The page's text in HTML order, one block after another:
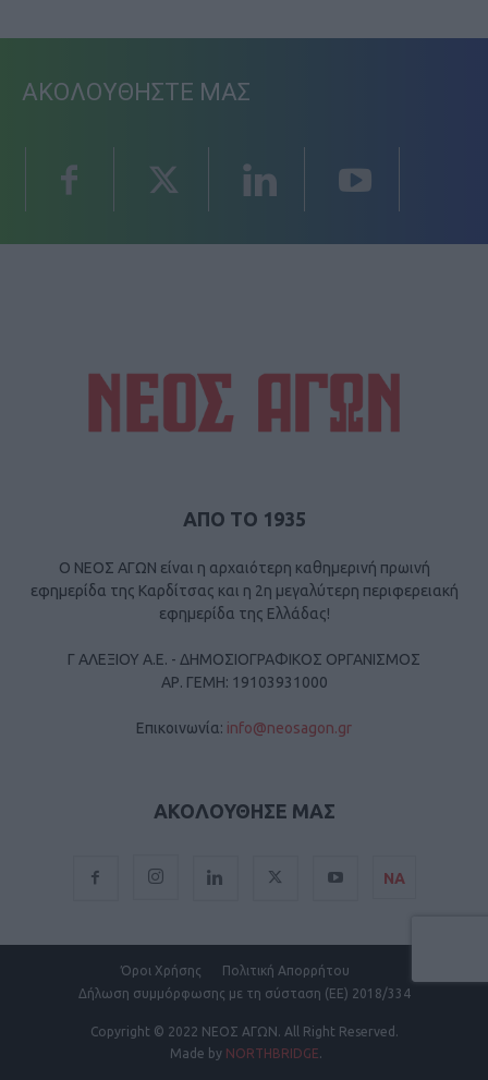
ΑΚΟΛΟΥΘΗΣΤΕ ΜΑΣ
ΑΠΟ ΤΟ 1935
Ο ΝΕΟΣ ΑΓΩΝ είναι η αρχαιότερη καθημερινή πρωινή
εφημερίδα της Καρδίτσας και η 2η μεγαλύτερη περιφερειακή
εφημερίδα της Ελλάδας!
Γ ΑΛΕΞΙΟΥ Α.Ε. - ΔΗΜΟΣΙΟΓΡΑΦΙΚΟΣ ΟΡΓΑΝΙΣΜΟΣ
ΑΡ. ΓΕΜΗ: 19103931000
Επικοινωνία: info@neosagon.gr
ΑΚΟΛΟΥΘΗΣΕ ΜΑΣ
ΝΑ
Όροι Χρήσης
Πολιτική Απορρήτου
Δήλωση συμμόρφωσης με τη σύσταση (ΕΕ) 2018/334
Copyright © 2022 ΝΕΟΣ ΑΓΩΝ. All Right Reserved.
Made by NORTHBRIDGE.